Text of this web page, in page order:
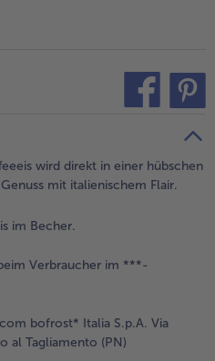
wird direkt in einer hübschen
mit italienischem Flair.
im Becher.
Verbraucher im ***-
bofrost* Italia S.p.A. Via
al Tagliamento (PN)